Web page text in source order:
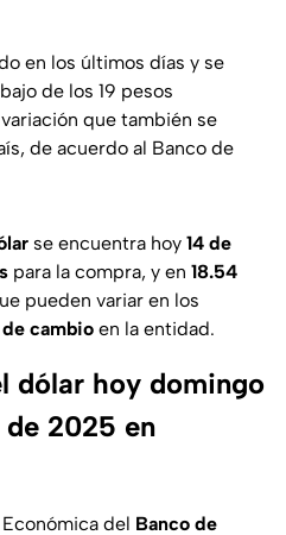
en los últimos días y se
de los 19 pesos
que también se
de acuerdo al Banco de
se encuentra hoy 14 de
para la compra, y en 18.54
pueden variar en los
de cambio en la entidad.
dólar hoy domingo
2025 en
del Banco de